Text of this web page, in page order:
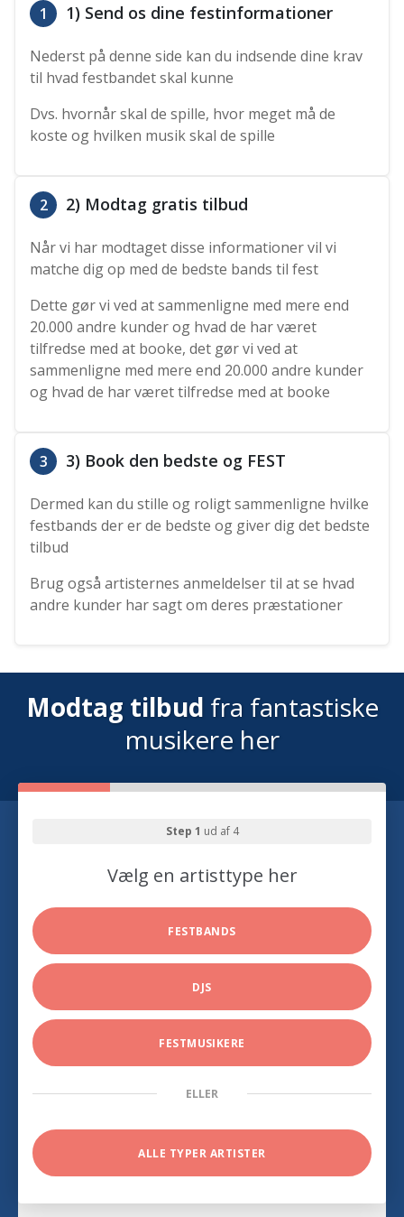
1 1) Send os dine festinformationer
Nederst på denne side kan du indsende dine krav
til hvad festbandet skal kunne
Dvs. hvornår skal de spille, hvor meget må de
koste og hvilken musik skal de spille
2 2) Modtag gratis tilbud
Når vi har modtaget disse informationer vil vi
matche dig op med de bedste bands til fest
Dette gør vi ved at sammenligne med mere end
20.000 andre kunder og hvad de har været
tilfredse med at booke, det gør vi ved at
sammenligne med mere end 20.000 andre kunder
og hvad de har været tilfredse med at booke
3 3) Book den bedste og FEST
Dermed kan du stille og roligt sammenligne hvilke
festbands der er de bedste og giver dig det bedste
tilbud
Brug også artisternes anmeldelser til at se hvad
andre kunder har sagt om deres præstationer
Modtag tilbud fra fantastiske
musikere her
Step 1 ud af 4
Vælg en artisttype her
FESTBANDS
DJS
FESTMUSIKERE
ELLER
ALLE TYPER ARTISTER